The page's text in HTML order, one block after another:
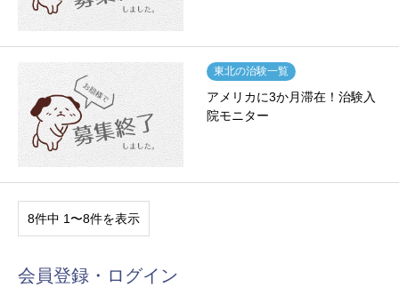
東北の治験一覧
アメリカに3か月滞在！治験入
院モニター
8件中 1〜8件を表示
会員登録・ログイン